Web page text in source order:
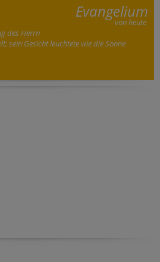
Evangelium
von heute
des Herrn
sein Gesicht leuchtete wie die Sonne